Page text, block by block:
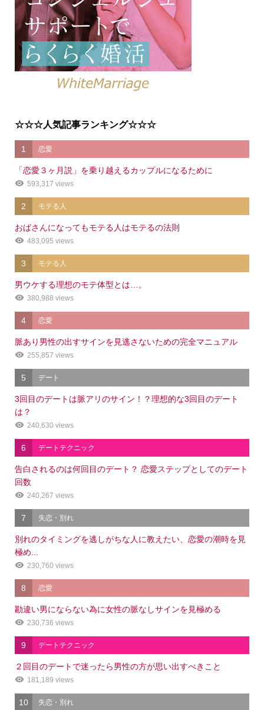
☆☆☆人気記事ランキング☆☆☆
1 恋愛
「恋愛３ヶ月説」を乗り越えるカップルになるために
593,317 views
2 モテる人
おばさんになってもモテる人はモテるの法則
483,095 views
3 モテる人
男ウケする理想のモテ体型とは…。
380,988 views
4 恋愛
脈あり男性の出すサインを見逃さないための完全マニュアル
255,857 views
5 デート
3回目のデートは脈アリのサイン！？理想的な3回目のデート
は？
240,630 views
6 デートテクニック
告白されるのは何回目のデート？ 恋愛ステップとしてのデート
回数
240,267 views
7 失恋・別れ
別れのタイミングを逃しがちな人に教えたい、恋愛の潮時を見
極め...
230,760 views
8 恋愛
勘違い男にならない為に女性の脈なしサインを見極める
230,736 views
9 デートテクニック
２回目のデートで迷ったら男性の方が思い出すべきこと
181,189 views
10 失恋・別れ